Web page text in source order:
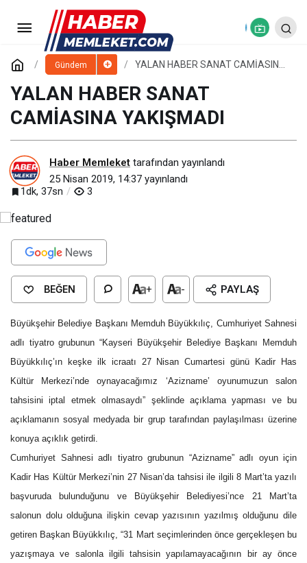
Gündem
YALAN HABER SANAT CAMİASINA
YALAN HABER SANAT
CAMİASINA YAKIŞMADI
Haber Memleket tarafından yayınlandı
25 Nisan 2019, 14:37 yayınlandı
1dk, 37sn
3
BEĞEN + - PAYLAŞ
Büyükşehir Belediye Başkanı Memduh Büyükkılıç, Cumhuriyet Sahnesi
adlı tiyatro grubunun “Kayseri Büyükşehir Belediye Başkanı Memduh
Büyükkılıç’ın keşke ilk icraatı 27 Nisan Cumartesi günü Kadir Has
Kültür Merkezi’nde oynayacağımız ‘Azizname’ oyunumuzun salon
tahsisini iptal etmek olmasaydı” şeklinde açıklama yapması ve bu
açıklamanın sosyal medyada bir grup tarafından paylaşılması üzerine
konuya açıklık getirdi.
Cumhuriyet Sahnesi adlı tiyatro grubunun “Azizname” adlı oyun için
Kadir Has Kültür Merkezi’nin 27 Nisan’da tahsisi ile ilgili 8 Mart’ta yazılı
başvuruda bulunduğunu ve Büyükşehir Belediyesi’nce 21 Mart’ta
salonun dolu olduğuna ilişkin cevap yazısının yazılmış olduğunu dile
getiren Başkan Büyükkılıç, “31 Mart seçimlerinden önce gerçekleşen bu
yazışmaya ve salonla ilgili tahsisin yapılamayacağının bir ay önce
AHLAKIN TEMEL KAYNAĞI
İNANCIMIZDADIR
Yorum Yap